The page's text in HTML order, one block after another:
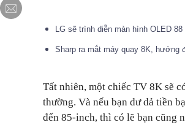
LG sẽ trình diễn màn hình OLED
Sharp ra mắt máy quay 8K, hướng
Tất nhiên, một chiếc TV 8K sẽ
thường. Và nếu bạn dư dả tiền
đến 85-inch, thì có lẽ bạn cũng